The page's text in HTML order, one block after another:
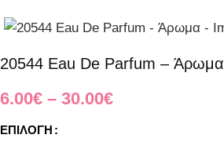
20544 Eau De Parfum – Άρωμα
6.00€ – 30.00€
ΕΠΙΛΟΓΉ